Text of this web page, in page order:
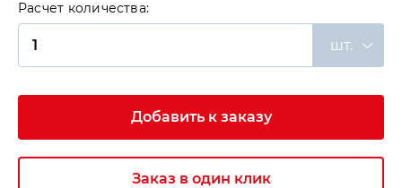
Расчет количества:
шт.
Добавить к заказу
Заказ в один клик